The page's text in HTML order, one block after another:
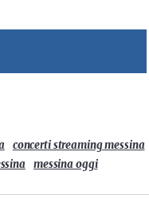
concerti streaming messina
messina oggi